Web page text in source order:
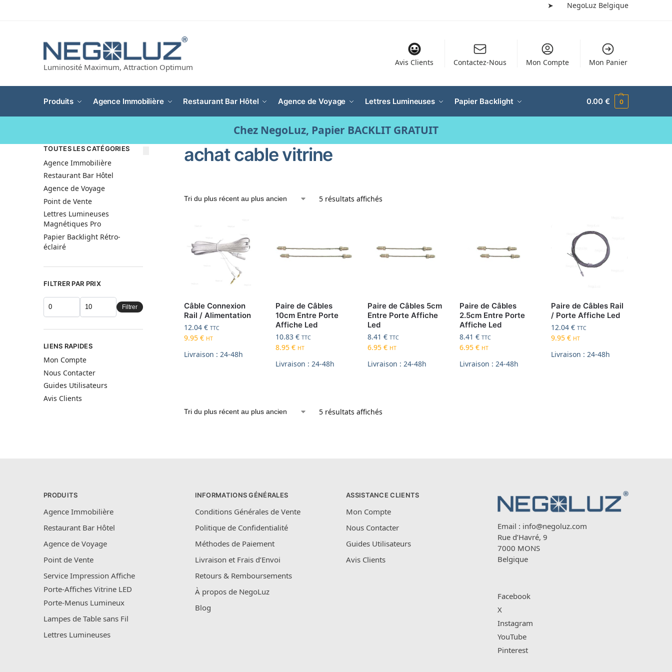
➤ NegoLuz Belgique
Luminosité Maximum, Attraction Optimum
Avis Clients Contactez-Nous Mon Compte Mon Panier
Produits Agence Immobilière Restaurant Bar Hôtel Agence de Voyage Lettres Lumineuses Papier Backlight 0.00€ 0
Chez NegoLuz, Papier BACKLIT GRATUIT
achat cable vitrine
5 résultats affichés
Câble Connexion
Rail / Alimentation
12.04 € TTC
9.95 € HT
Livraison : 24-48h
Paire de Câbles
10cm Entre Porte
Affiche Led
10.83€ TTC
8.95€ HT
Livraison : 24-48h
Paire de Câbles 5cm
Entre Porte Affiche
Led
8.41€ TTC
6.95€ HT
Livraison : 24-48h
Paire de Câbles
2.5cm Entre Porte
Affiche Led
8.41 € TTC
6.95 € HT
Livraison : 24-48h
Paire de Câbles Rail
/ Porte Affiche Led
12.04€ TTC
9.95€ HT
Livraison : 24-48h
5 résultats affichés
TOUTES LES CATÉGORIES
Agence Immobilière
Restaurant Bar Hôtel
Agence de Voyage
Point de Vente
Lettres Lumineuses
Magnétiques Pro
Papier Backlight Rétro-
éclairé
FILTRER PAR PRIX
Filtrer
LIENS RAPIDES
Mon Compte
Nous Contacter
Guides Utilisateurs
Avis Clients
PRODUITS
Agence Immobilière
Restaurant Bar Hôtel
Agence de Voyage
Point de Vente
Service Impression Affiche
Porte-Affiches Vitrine LED
Porte-Menus Lumineux
Lampes de Table sans Fil
Lettres Lumineuses
INFORMATIONS GÉNÉRALES
Conditions Générales de Vente
Politique de Confidentialité
Méthodes de Paiement
Livraison et Frais d’Envoi
Retours & Remboursements
À propos de NegoLuz
Blog
ASSISTANCE CLIENTS
Mon Compte
Nous Contacter
Guides Utilisateurs
Avis Clients
Email : info@negoluz.com
Rue d’Havré, 9
7000 MONS
Belgique
Facebook
X
Instagram
YouTube
Pinterest